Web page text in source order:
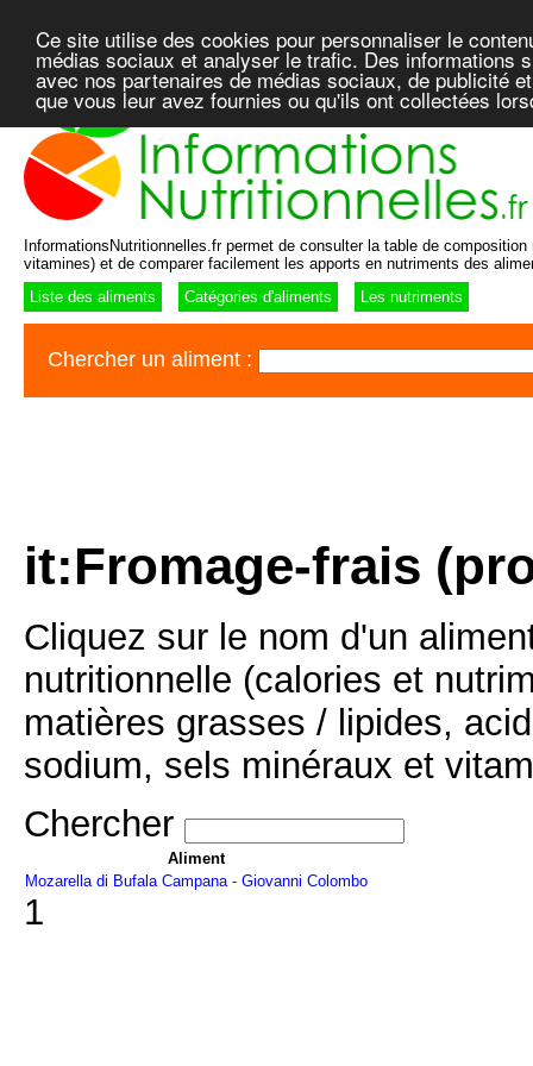
Ce site utilise des cookies pour personnaliser le
médias sociaux et analyser le trafic. Des informations
avec nos partenaires de médias sociaux, de publicité
que vous leur avez fournies ou qu'ils ont collectées
InformationsNutritionnelles.fr permet de consulter la table de
vitamines) et de comparer facilement les apports en nutriments des
Liste des aliments
Catégories d'aliments Les nutriments
Chercher un aliment :
it:Fromage-frais
Cliquez sur le nom d'un
nutritionnelle (calories et
matières grasses / lipides,
sodium, sels minéraux et
Chercher
Aliment
Mozarella di Bufala Campana - Giovanni Colombo
1